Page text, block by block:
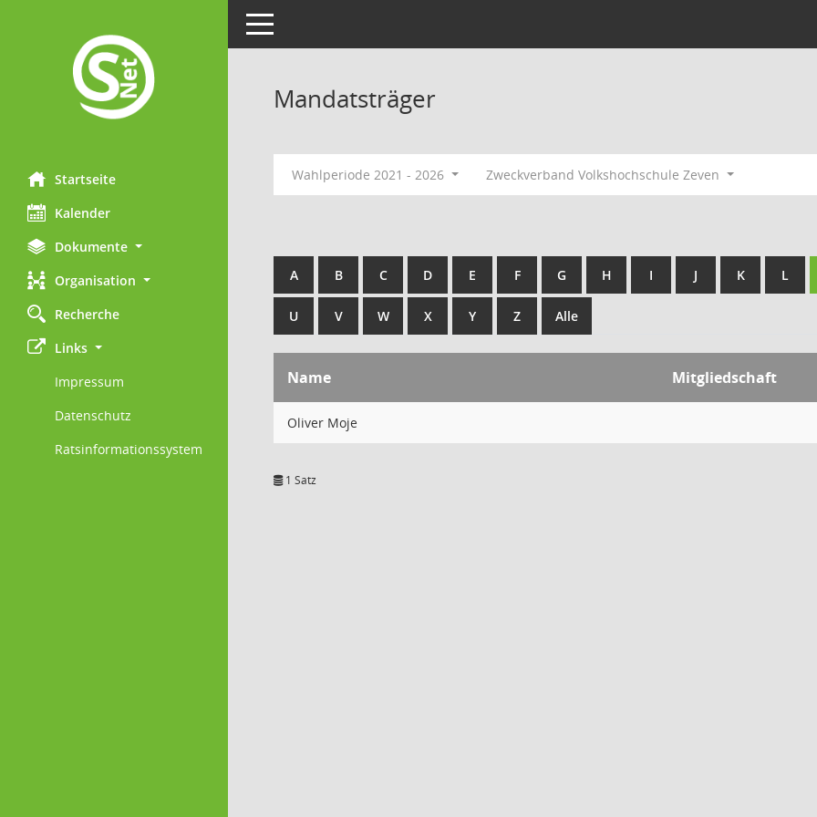
Startseite
Kalender
Dokumente
Organisation
Recherche
Links
Impressum
Datenschutz
Ratsinformationssystem
Toggle navigation
Mandatsträger
Wahlperiode 2021 - 2026 Zweckverband Volkshochschule Zeven
A B C D E F G H I J K L
U V W X Y Z Alle
Name Mitgliedschaft
Oliver Moje
1 Satz